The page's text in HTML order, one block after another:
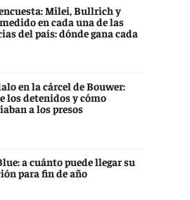
Milei, Bullrich y
en cada una de las
del país: dónde gana cada
en la cárcel de Bouwer:
los detenidos y cómo
a los presos
a cuánto puede llegar su
para fin de año